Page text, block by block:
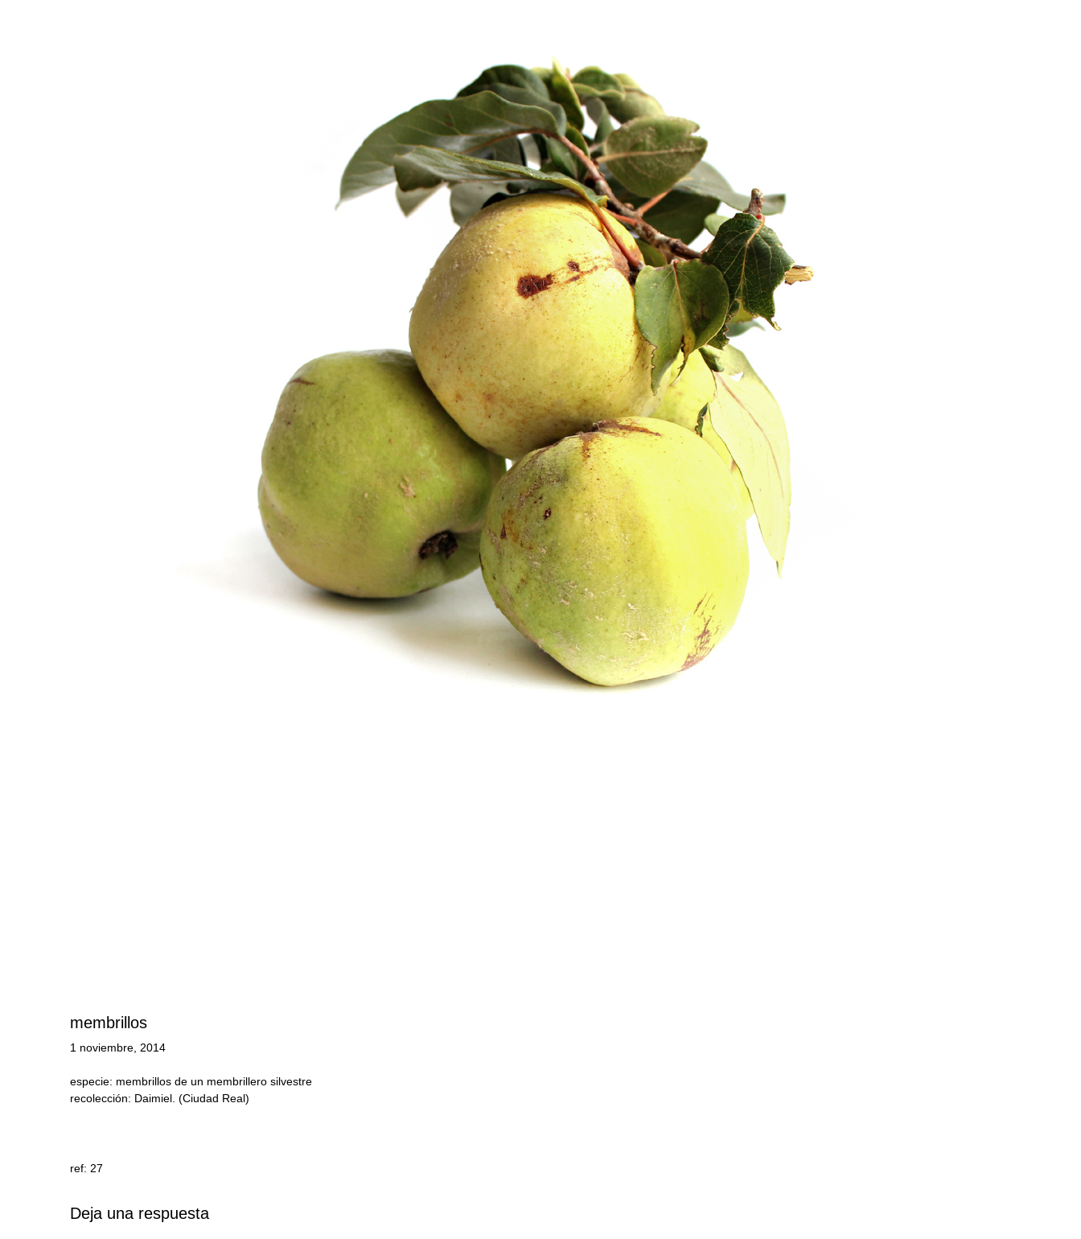
membrillos
1 noviembre, 2014
especie: membrillos de un membrillero silvestre
recolección: Daimiel. (Ciudad Real)
ref: 27
Deja una respuesta